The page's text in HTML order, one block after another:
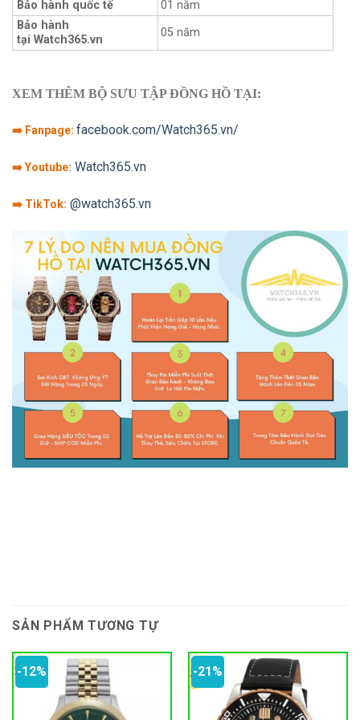
Bảo hành quốc tế
01 năm
Bảo hành
tại Watch365.vn
05 năm
XEM THÊM BỘ SƯU TẬP ĐỒNG HỒ TẠI:
➡️ Fanpage: facebook.com/Watch365.vn/
➡️ Youtube: Watch365.vn
➡️ TikTok: @watch365.vn
SẢN PHẨM TƯƠNG TỰ
-12% -21%